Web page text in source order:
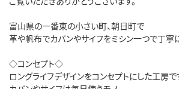
富山県の一番東の小さい町、朝日町で
革や帆布でカバンやサイフをミシン一つで丁寧
◇コンセプト◇
ロングライフデザインをコンセプトにした工房で